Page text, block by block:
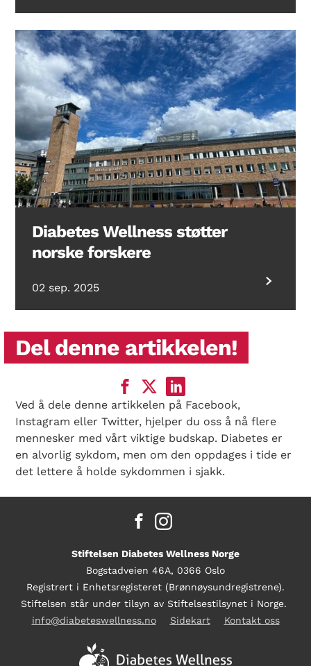
Diabetes Wellness støtter
norske forskere
02 sep. 2025
Del denne artikkelen!
Ved å dele denne artikkelen på Facebook,
Instagram eller Twitter, hjelper du oss å nå flere
mennesker med vårt viktige budskap. Diabetes er
en alvorlig sykdom, men om den oppdages i tide er
det lettere å holde sykdommen i sjakk.
Stiftelsen Diabetes Wellness Norge
Bogstadveien 46A, 0366 Oslo
Registrert i Enhetsregisteret (Brønnøysundregistrene).
Stiftelsen står under tilsyn av Stiftelsestilsynet i Norge.
info@diabeteswellness.no
Sidekart Kontakt oss